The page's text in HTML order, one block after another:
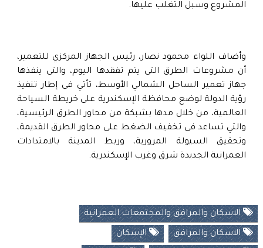
المشروع وسبل التغلب عليها.
وأضاف اللواء محمود نصار، رئيس الجهاز المركزي للتعمير،
أن مشروعات الطرق التى يتم تفقدها اليوم، والتى ينفذها
جهاز تعمير الساحل الشمالي الأوسط، تأتي فى إطار تنفيذ
رؤية الدولة لوضع محافظة الإسكندرية على خريطة السياحة
العالمية، من خلال مدها بشبكة من محاور الطرق الرئيسية،
والتي تساعد فى تخفيف الضغط على محاور الطرق القديمة،
وتحقيق السيولة المرورية، وربط المدينة بالامتدادات
العمرانية الجديدة شرق وغرب الإسكندرية.
الاسكان والمرافق والمجتمعات العمرانية
الاسكان والمرافق الإسكان